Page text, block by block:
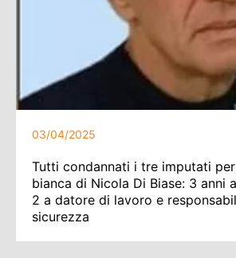
03/04/2025
Tutti condannati i tre imputati
bianca di Nicola Di Biase: 3 anni
2 a datore di lavoro e
sicurezza